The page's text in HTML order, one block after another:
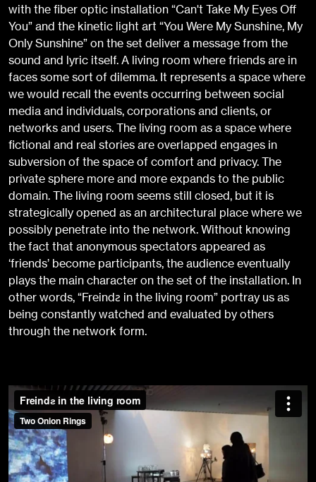
with the fiber optic installation “Can't Take My Eyes Off
You” and the kinetic light art “You Were My Sunshine, My
Only Sunshine” on the set deliver a message from the
sound and lyric itself. A living room where friends are in
faces some sort of dilemma. It represents a space where
we would recall the events occurring between social
media and individuals, corporations and clients, or
networks and users. The living room as a space where
fictional and real stories are overlapped engages in
subversion of the space of comfort and privacy. The
private sphere more and more expands to the public
domain. The living room seems still closed, but it is
strategically opened as an architectural place where we
possibly penetrate into the network. Without knowing
the fact that anonymous spectators appeared as
‘friends’ become participants, the audience eventually
plays the main character on the set of the installation. In
other words, “Freindƨ in the living room” portray us as
being constantly watched and evaluated by others
through the network form.